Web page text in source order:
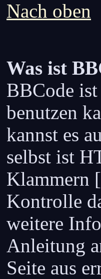
Nach oben
Was ist
BBCode
benutzen
kannst es
selbst ist
Klammern
Kontrolle
weitere
Anleitung
Seite aus